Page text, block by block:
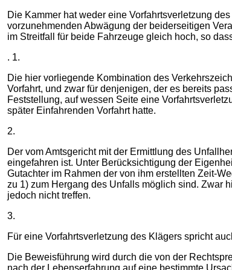
Die Kammer hat weder eine Vorfahrtsverletzung
vorzunehmenden Abwägung der beiderseitigen
im Streitfall für beide Fahrzeuge gleich hoch, so
. 1.
Die hier vorliegende Kombination des
Vorfahrt, und zwar für denjenigen, der es bereits
Feststellung, auf wessen Seite eine
später Einfahrenden Vorfahrt hatte.
2.
Der vom Amtsgericht mit der Ermittlung des
eingefahren ist. Unter Berücksichtigung der
Gutachter im Rahmen der von ihm erstellten Zeit-
zu 1) zum Hergang des Unfalls möglich sind. Zwar
jedoch nicht treffen.
3.
Für eine Vorfahrtsverletzung des Klägers spricht
Die Beweisführung wird durch die von der
nach der Lebenserfahrung auf eine bestimmte